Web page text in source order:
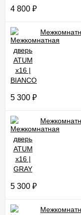
4 800 ₽
5 300 ₽
5 300 ₽